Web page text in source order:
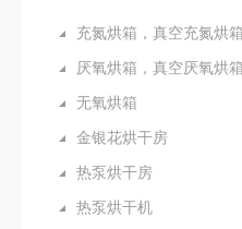
充氮烘箱，真空充氮烘箱
厌氧烘箱，真空厌氧烘箱
无氧烘箱
金银花烘干房
热泵烘干房
热泵烘干机